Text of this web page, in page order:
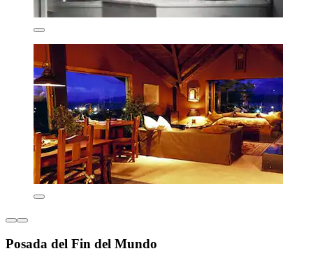
Posada del Fin del Mundo